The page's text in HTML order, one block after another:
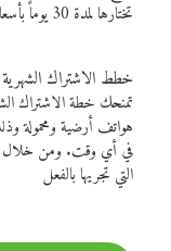
تختارها لمدة 30 يوماً بأسعار فايبر المنخفضة.
خطط الاشتراك الشهرية
تمنحك خطة الاشتراك
هواتف أرضية ومحمولة
في أي وقت. ومن خلال
التي تجريها بالفعل